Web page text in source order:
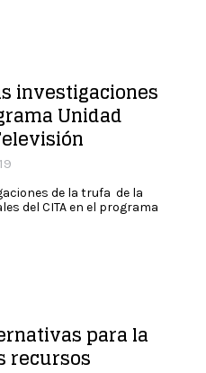
investigaciones
Unidad
de la trufa de la
del CITA en el programa
para la
recursos